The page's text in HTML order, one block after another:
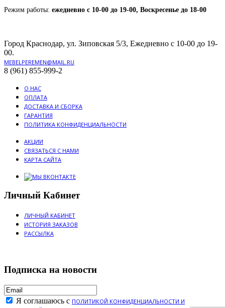
Режим работы: ежедневно с 10-00 до 19-00, Воскресенье до 18-00
Город Краснодар, ул. Зиповская 5/3, Ежедневно с 10-00 до 19-
00.
MEBELPEREMEN@MAIL.RU
8 (961) 855-999-2
О НАС
ОПЛАТА
ДОСТАВКА И СБОРКА
ГАРАНТИЯ
ПОЛИТИКА КОНФИДЕНЦИАЛЬНОСТИ
АКЦИИ
СВЯЗАТЬСЯ С НАМИ
КАРТА САЙТА
Личный Кабинет
ЛИЧНЫЙ КАБИНЕТ
ИСТОРИЯ ЗАКАЗОВ
РАССЫЛКА
Подписка на новости
Я соглашаюсь с ПОЛИТИКОЙ КОНФИДЕНЦИАЛЬНОСТИ И